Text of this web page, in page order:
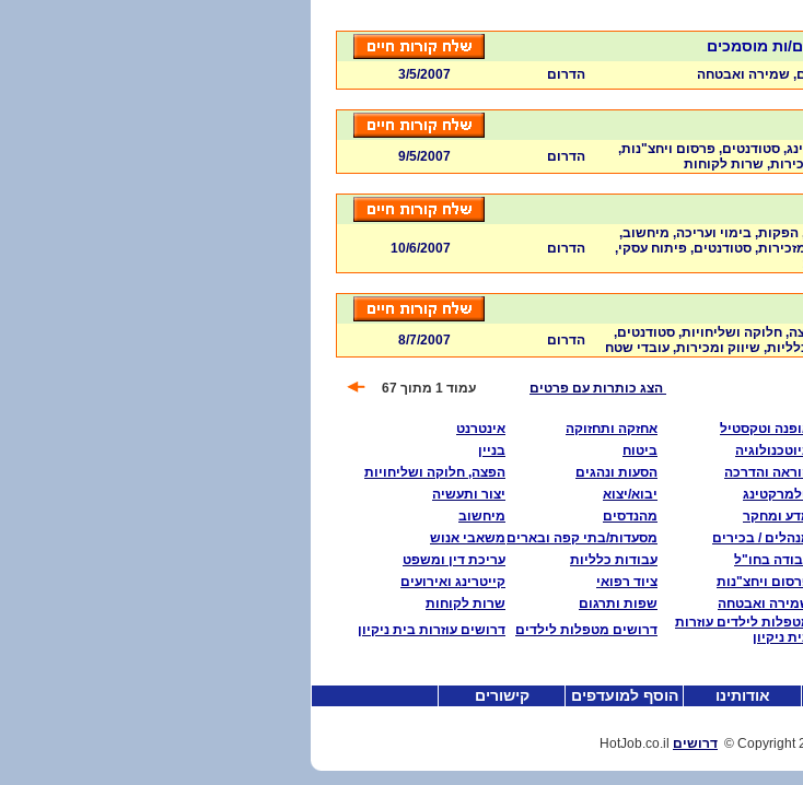
ות מוסמכים
שמירה ואבטחה הדרום 3/5/2007
סטודנטים, פרסום ויחצ"נות,
שרות לקוחות
הדרום 9/5/2007
הפקות, בימוי ועריכה, מיחשוב,
סטודנטים, פיתוח עסקי,
הדרום 10/6/2007
חלוקה ושליחויות, סטודנטים,
שיווק ומכירות, עובדי שטח
הדרום 8/7/2007
הצג כותרות עם פרטים עמוד 1 מתוך 67
וטקסטיל אחזקה ותחזוקה
אינטרנט
ביטוח
בניין
והדרכה הסעות ונהגים
הפצה, חלוקה ושליחויות
יבוא/יצוא
יצור ותעשיה
ומחקר מהנדסים
מיחשוב
/ בכירים מסעדות/בתי קפה ובארים משאבי אנוש
בחו"ל עבודות כלליות
עריכת דין ומשפט
ויחצ"נות ציוד רפואי
קייטרינג ואירועים
ואבטחה שפות ותרגום
שרות לקוחות
לילדים עוזרות
ניקיון
דרושים מטפלות לילדים דרושים עוזרות בית ניקיון
אודותינו הוסף למועדפים קישורים
Copyright
© דרושים